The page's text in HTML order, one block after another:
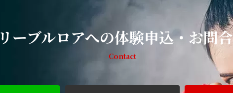
リーブルロアへの体験申込・お問
Contact